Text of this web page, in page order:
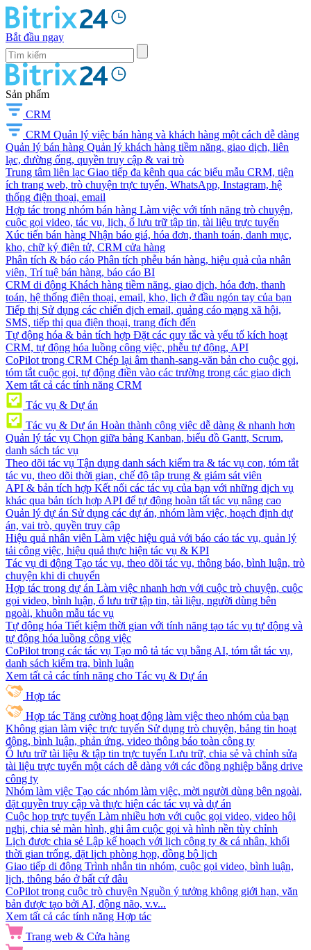
Bắt đầu ngay
Sản phẩm
CRM
CRM Quản lý việc bán hàng và khách hàng một cách dễ dàng
Quản lý bán hàng Quản lý khách hàng tiềm năng, giao dịch, liên
lạc, đường ống, quyền truy cập & vai trò
Trung tâm liên lạc Giao tiếp đa kênh qua các biểu mẫu CRM, tiện
ích trang web, trò chuyện trực tuyến, WhatsApp, Instagram, hệ
thống điện thoại, email
Hợp tác trong nhóm bán hàng Làm việc với tính năng trò chuyện,
cuộc gọi video, tác vụ, lịch, ổ lưu trữ tập tin, tài liệu trực tuyến
Xúc tiến bán hàng Nhận báo giá, hóa đơn, thanh toán, danh mục,
kho, chữ ký điện tử, CRM cửa hàng
Phân tích & báo cáo Phân tích phễu bán hàng, hiệu quả của nhân
viên, Trí tuệ bán hàng, báo cáo BI
CRM di động Khách hàng tiềm năng, giao dịch, hóa đơn, thanh
toán, hệ thống điện thoại, email, kho, lịch ở đầu ngón tay của bạn
Tiếp thị Sử dụng các chiến dịch email, quảng cáo mạng xã hội,
SMS, tiếp thị qua điện thoại, trang đích đến
Tự động hóa & bản tích hợp Đặt các quy tắc và yếu tố kích hoạt
CRM, tự động hóa luồng công việc, phễu tự động, API
CoPilot trong CRM Chép lại âm thanh-sang-văn bản cho cuộc gọi,
tóm tắt cuộc gọi, tự động điền vào các trường trong các giao dịch
Xem tất cả các tính năng CRM
Tác vụ & Dự án
Tác vụ & Dự án Hoàn thành công việc dễ dàng & nhanh hơn
Quản lý tác vụ Chọn giữa bảng Kanban, biểu đồ Gantt, Scrum,
danh sách tác vụ
Theo dõi tác vụ Tận dụng danh sách kiểm tra & tác vụ con, tóm tắt
tác vụ, theo dõi thời gian, chế độ tập trung & giám sát viên
API & bản tích hợp Kết nối các tác vụ của bạn với những dịch vụ
khác qua bản tích hợp API để tự động hoàn tất tác vụ nâng cao
Quản lý dự án Sử dụng các dự án, nhóm làm việc, hoạch định dự
án, vai trò, quyền truy cập
Hiệu quả nhân viên Làm việc hiệu quả với báo cáo tác vụ, quản lý
tải công việc, hiệu quả thực hiện tác vụ & KPI
Tác vụ di động Tạo tác vụ, theo dõi tác vụ, thông báo, bình luận, trò
chuyện khi di chuyển
Hợp tác trong dự án Làm việc nhanh hơn với cuộc trò chuyện, cuộc
gọi video, bình luận, ổ lưu trữ tập tin, tài liệu, người dùng bên
ngoài, khuôn mẫu tác vụ
Tự động hóa Tiết kiệm thời gian với tính năng tạo tác vụ tự động và
tự động hóa luồng công việc
CoPilot trong các tác vụ Tạo mô tả tác vụ bằng AI, tóm tắt tác vụ,
danh sách kiểm tra, bình luận
Xem tất cả các tính năng cho Tác vụ & Dự án
Hợp tác
Hợp tác Tăng cường hoạt động làm việc theo nhóm của bạn
Không gian làm việc trực tuyến Sử dụng trò chuyện, bảng tin hoạt
động, bình luận, phản ứng, video thông báo toàn công ty
Ổ lưu trữ tài liệu & tập tin trực tuyến Lưu trữ, chia sẻ và chỉnh sửa
tài liệu trực tuyến một cách dễ dàng với các đồng nghiệp bằng drive
công ty
Nhóm làm việc Tạo các nhóm làm việc, mời người dùng bên ngoài,
đặt quyền truy cập và thực hiện các tác vụ và dự án
Cuộc họp trực tuyến Làm nhiều hơn với cuộc gọi video, video hội
nghị, chia sẻ màn hình, ghi âm cuộc gọi và hình nền tùy chỉnh
Lịch được chia sẻ Lập kế hoạch với lịch công ty & cá nhân, khối
thời gian trống, đặt lịch phòng họp, đồng bộ lịch
Giao tiếp di động Trình nhắn tin nhóm, cuộc gọi video, bình luận,
lịch, thông báo ở bất cứ đâu
CoPilot trong cuộc trò chuyện Nguồn ý tưởng không giới hạn, văn
bản được tạo bởi AI, động não, v.v...
Xem tất cả các tính năng Hợp tác
Trang web & Cửa hàng